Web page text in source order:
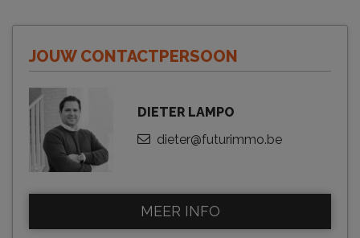
JOUW CONTACTPERSOON
DIETER LAMPO
dieter@futurimmo.be
MEER INFO